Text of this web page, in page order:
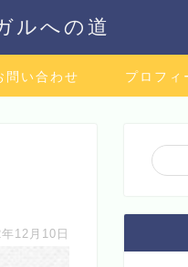
ルへの道
問い合わせ プロフィ
12月10日